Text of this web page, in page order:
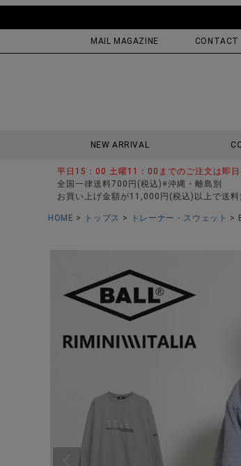
MAIL MAGAZINE CONTACT
NEW ARRIVAL
平日15：00 土曜11：00までのご注文は即
全国一律送料700円(税込)※沖縄・離島別
お買い上げ金額が11,000円(税込)以上で送料
HOME トップス トレーナー・スウェット